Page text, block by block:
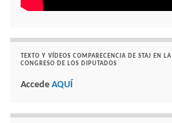
TEXTO Y VÍDEOS COMPARECENCIA DE STAJ EN
CONGRESO DE LOS DIPUTADOS
Accede AQUÍ